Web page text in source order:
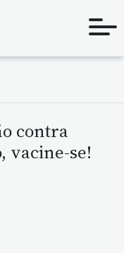
contra
vacine-se!